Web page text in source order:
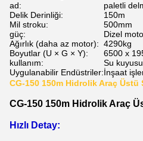
ad:
paletli
Delik Derinliği:
150m
Mil stroku:
500mm
güç:
Dizel
Ağırlık (daha az motor): 4290kg
Boyutlar (U × G × Y):
6500 x
kullanım:
Su kuyusu
Uygulanabilir Endüstriler:İnşaat
CG-150 150m Hidrolik Araç Üstü
CG-150 150m Hidrolik Araç
Hızlı Detay: